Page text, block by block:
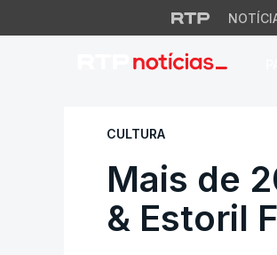
Mais de
CULTURA
Mais de
& Estoril